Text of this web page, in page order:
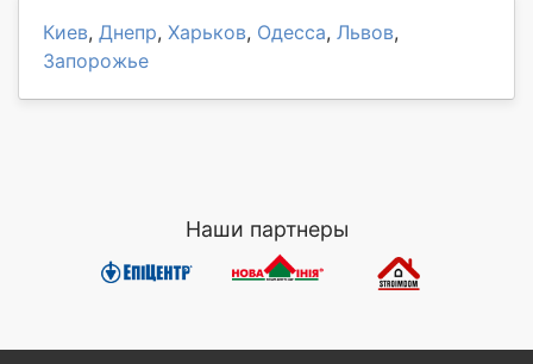
Киев, Днепр, Харьков, Одесса, Львов,
Запорожье
Наши партнеры